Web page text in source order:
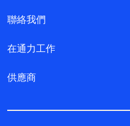
聯絡我們
在通力工作
供應商